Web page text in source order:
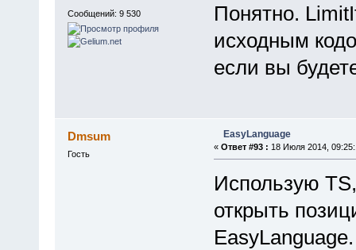
Сообщений: 9 530
Понятно.
исходным
если вы
Dmsum
Гость
EasyLanguage
« Ответ #93 : 18 Июля 2014,
Использую
открыть